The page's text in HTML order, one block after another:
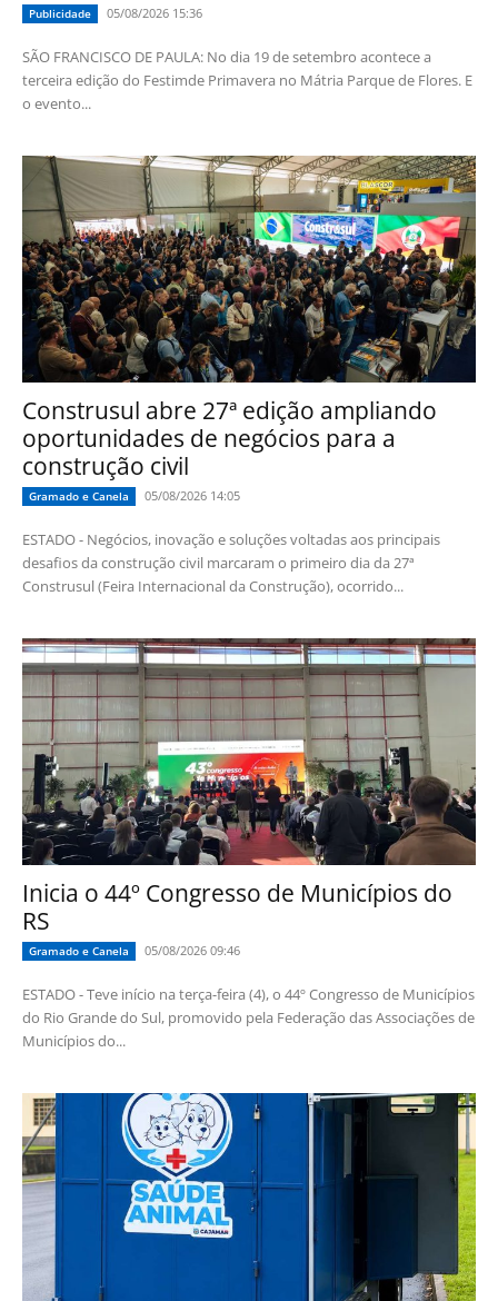
Publicidade 05/08/2026 15:36
SÃO FRANCISCO DE PAULA: No dia 19 de setembro acontece a
terceira edição do Festimde Primavera no Mátria Parque de Flores. E
o evento...
Construsul abre 27ª edição ampliando
oportunidades de negócios para a
construção civil
Gramado e Canela 05/08/2026 14:05
ESTADO - Negócios, inovação e soluções voltadas aos principais
desafios da construção civil marcaram o primeiro dia da 27ª
Construsul (Feira Internacional da Construção), ocorrido...
Inicia o 44º Congresso de Municípios do
RS
Gramado e Canela 05/08/2026 09:46
ESTADO - Teve início na terça-feira (4), o 44º Congresso de Municípios
do Rio Grande do Sul, promovido pela Federação das Associações de
Municípios do...